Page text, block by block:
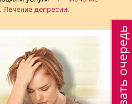
Лечение депресии.
Заказать очередь